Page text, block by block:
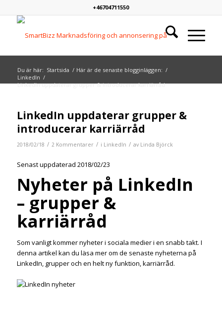
+46704711550
Du är här: Startsida / Här är de senaste blogginläggen: /
LinkedIn /
LinkedIn uppdaterar grupper & introducerar karriärråd
LinkedIn uppdaterar grupper &
introducerar karriärråd
2018/02/18 / 2 Kommentarer / i LinkedIn / av Linda Björck
Senast uppdaterad 2018/02/23
Nyheter på LinkedIn
– grupper &
karriärråd
Som vanligt kommer nyheter i sociala medier i en snabb takt. I
denna artikel kan du läsa mer om de senaste nyheterna på
LinkedIn, grupper och en helt ny funktion, karriärråd.